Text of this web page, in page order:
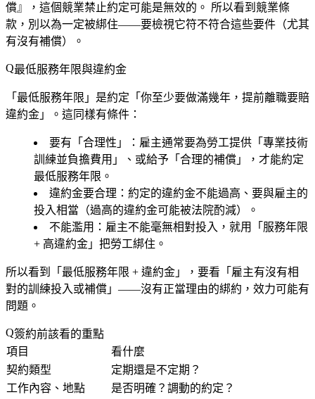
償』，這個競業禁止約定可能是無效的。 所以看到競業條
款，別以為一定被綁住——要檢視它符不符合這些要件（尤其
有沒有補償）。
最低服務年限與違約金
「最低服務年限」是約定「你至少要做滿幾年，提前離職要賠
違約金」。這同樣有條件：
要有「合理性」
：雇主通常要為勞工提供「專業技術
訓練並負擔費用」、或給予「合理的補償」，才能約定
最低服務年限。
違約金要合理 ：約定的違約金不能過高、要與雇主的
投入相當（過高的違約金可能被法院酌減）。
不能濫用 ：雇主不能毫無相對投入，就用「服務年限
+ 高違約金」把勞工綁住。
所以看到「最低服務年限 + 違約金」，要看「雇主有沒有相
對的訓練投入或補償」——沒有正當理由的綁約，效力可能有
問題。
簽約前該看的重點
項目
看什麼
契約類型
定期還是不定期？
工作內容、地點
是否明確？調動的約定？